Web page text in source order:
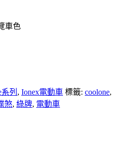
車色
列 , Ionex電動車 標籤: coolone,
煞, 綠牌, 電動車